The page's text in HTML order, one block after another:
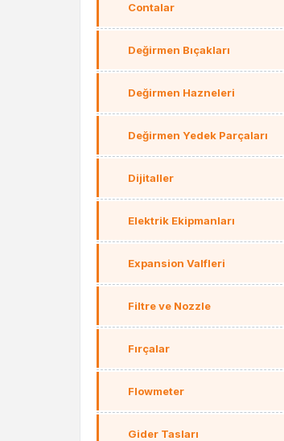
Contalar
Değirmen Bıçakları
Değirmen Hazneleri
Değirmen Yedek Parçaları
Dijitaller
Elektrik Ekipmanları
Expansion Valfleri
Filtre ve Nozzle
Fırçalar
Flowmeter
Gider Tasları